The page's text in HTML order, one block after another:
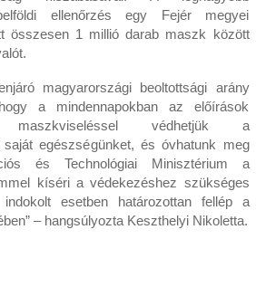
ellenőrzés egy Fejér megyei
összesen 1 millió darab maszk között
magyarországi beoltottsági arány
a mindennapokban az előírások
védhetjük a
saját egészségünket, és óvhatunk meg
és Technológiai Minisztérium a
kíséri a védekezéshez szükséges
esetben határozottan fellép a
– hangsúlyozta Keszthelyi Nikoletta.